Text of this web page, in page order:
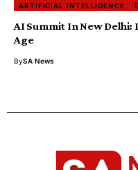
ARTIFICIAL INTELLIGENCE
AI Summit In New Delhi:
Age
BySA News